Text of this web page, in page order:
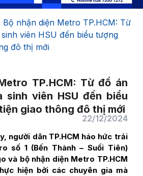
Bộ nhận diện Metro TP.HCM: Từ
viên HSU đến biểu tượng
đô thị mới
TP.HCM: Từ đồ án
sinh viên HSU đến biểu
giao thông đô thị mới
22/12/2024
người dân TP.HCM háo hức trải
số 1 (Bến Thành – Suối Tiên)
và bộ nhận diện Metro TP.HCM
hiện bởi các chuyên gia mà